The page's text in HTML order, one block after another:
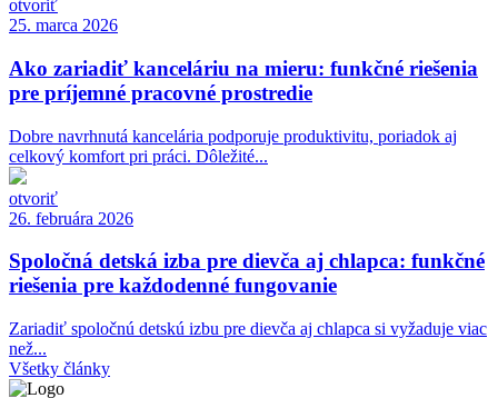
otvoriť
25. marca 2026
Ako zariadiť kanceláriu na mieru: funkčné riešenia
pre príjemné pracovné prostredie
Dobre navrhnutá kancelária podporuje produktivitu, poriadok aj
celkový komfort pri práci. Dôležité...
otvoriť
26. februára 2026
Spoločná detská izba pre dievča aj chlapca: funkčné
riešenia pre každodenné fungovanie
Zariadiť spoločnú detskú izbu pre dievča aj chlapca si vyžaduje viac
než...
Všetky články